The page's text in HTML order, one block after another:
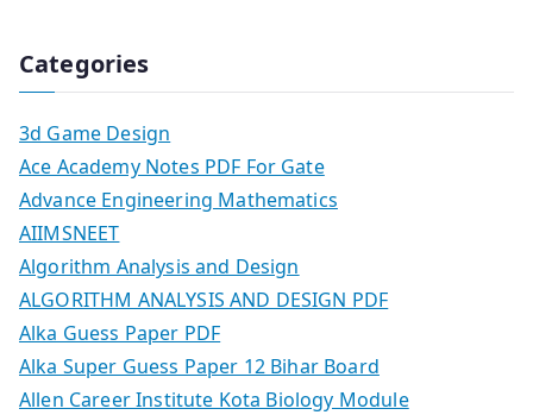
Categories
3d Game Design
Ace Academy Notes PDF For Gate
Advance Engineering Mathematics
AIIMSNEET
Algorithm Analysis and Design
ALGORITHM ANALYSIS AND DESIGN PDF
Alka Guess Paper PDF
Alka Super Guess Paper 12 Bihar Board
Allen Career Institute Kota Biology Module